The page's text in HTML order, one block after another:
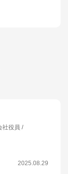
社役員
2025.08.29